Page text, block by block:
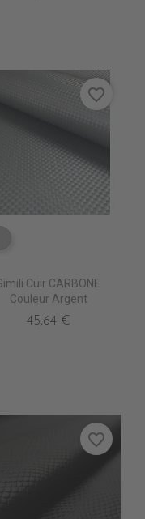
Cuir CARBONE
Couleur Argent
45,64 €
favorite_border
favorite_border